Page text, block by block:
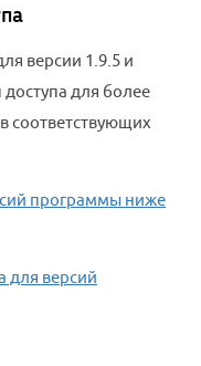
версии 1.9.5 и
для более
соответствующих
программы ниже
для версий